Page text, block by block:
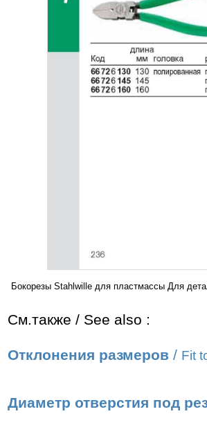
Бокорезы Stahlwille для пластмассы Для
См.также / See also :
Отклонения размеров / Fit
Диаметр отверстия под